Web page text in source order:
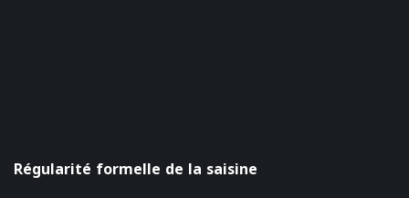
Régularité formelle de la saisine